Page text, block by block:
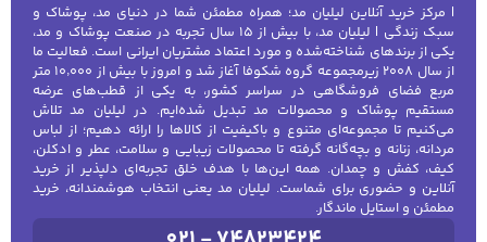
| مرکز خرید آنلاین لیلیان مد؛ همراه مطمئن شما در دنیای مد، پوشاک و
سبک زندگی | لیلیان مد، با بیش از ۱۵ سال تجربه در صنعت پوشاک و مد،
یکی از برندهای شناخته‌شده و مورد اعتماد مشتریان ایرانی است. فعالیت ما
از سال ۲۰۰۸ زیرمجموعه گروه شکوفا آغاز شد و امروز با بیش از ۱۰٬۰۰۰ متر
مربع فضای فروشگاهی در سراسر کشور، به یکی از قطب‌های عرضه
مستقیم پوشاک و محصولات مد تبدیل شده‌ایم. در لیلیان مد تلاش
می‌کنیم تا مجموعه‌ای متنوع و باکیفیت از کالاها را ارائه دهیم؛ از لباس
مردانه، زنانه و بچه‌گانه گرفته تا محصولات زیبایی و سلامت، عطر و ادکلن،
کیف، کفش و چمدان. همه این‌ها با هدف خلق تجربه‌ای دلپذیر از خرید
آنلاین و حضوری برای شماست. لیلیان مد یعنی انتخاب هوشمندانه، خرید
مطمئن و استایل ماندگار.